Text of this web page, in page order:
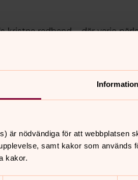
Information
är nödvändiga för att webbplatsen
samt kakor som används
kakor.
kristna radband - där varje
och erfarenheter utifrån